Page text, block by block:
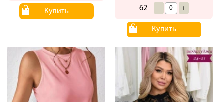
Купить 62 - +
Купить